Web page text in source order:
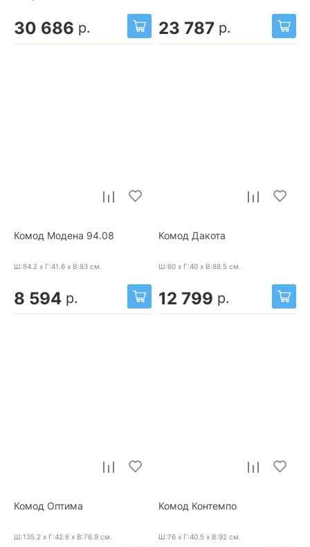
30 686 р. 23 787 р.
Комод Модена 94.08
Ш:84.2 x Г:41.6 x В:83 см.
8 594 р.
Комод Дакота
Ш:60 x Г:40 x В:88.5 см.
12 799 р.
Комод Оптима
Ш:135.2 x Г:42.6 x В:76.9 см.
Комод Контемпо
Ш:76 x Г:40.5 x В:92 см.